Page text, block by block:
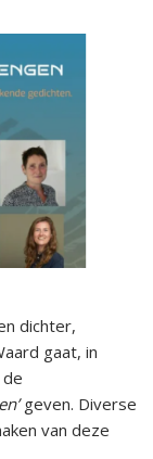
dichter,
gaat, in
geven. Diverse
van deze